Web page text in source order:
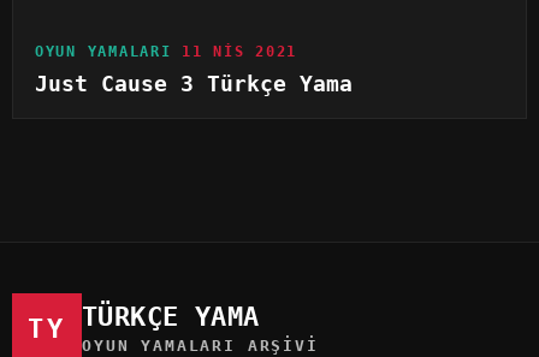
OYUN YAMALARI 11 NIS 2021
Just Cause 3 Türkçe Yama
TY TÜRKÇE YAMA
OYUN YAMALARI ARŞIVI